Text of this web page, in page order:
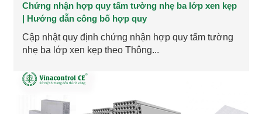
Chứng nhận hợp quy tấm tường nhẹ ba lớp xen kẹp
| Hướng dẫn công bố hợp quy
Cập nhật quy định chứng nhận hợp quy tấm tường
nhẹ ba lớp xen kẹp theo Thông...